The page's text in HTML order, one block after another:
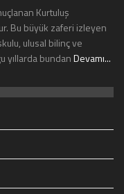
Kurtuluş
Bu büyük zaferi izleyen
ulusal bilinç ve
yıllarda bundanDevamı...